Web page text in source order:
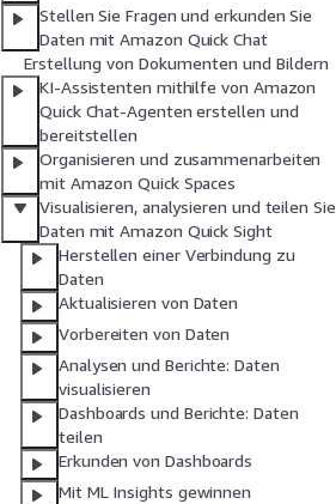
Stellen Sie Fragen und erkunden Sie
Daten mit Amazon Quick Chat
Erstellung von Dokumenten und Bildern
KI-Assistenten mithilfe von Amazon
Quick Chat-Agenten erstellen und
bereitstellen
Organisieren und zusammenarbeiten
mit Amazon Quick Spaces
Visualisieren, analysieren und teilen Sie
Daten mit Amazon Quick Sight
Herstellen einer Verbindung zu
Daten
Aktualisieren von Daten
Vorbereiten von Daten
Analysen und Berichte: Daten
visualisieren
Dashboards und Berichte: Daten
teilen
Erkunden von Dashboards
Mit ML Insights gewinnen